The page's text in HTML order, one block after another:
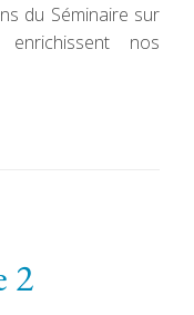
du Séminaire sur
nos
2